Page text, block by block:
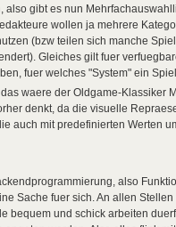
gibt es nun
wollen ja mehrere
(bzw teilen sich manche
Gleiches gilt fuer
fuer welches "System" ein
waere der Oldgame-Klassiker
denkt, da die visuelle
auch mit predefinierten Werten
also
Sache fuer sich. An allen
bequem und schick arbeiten